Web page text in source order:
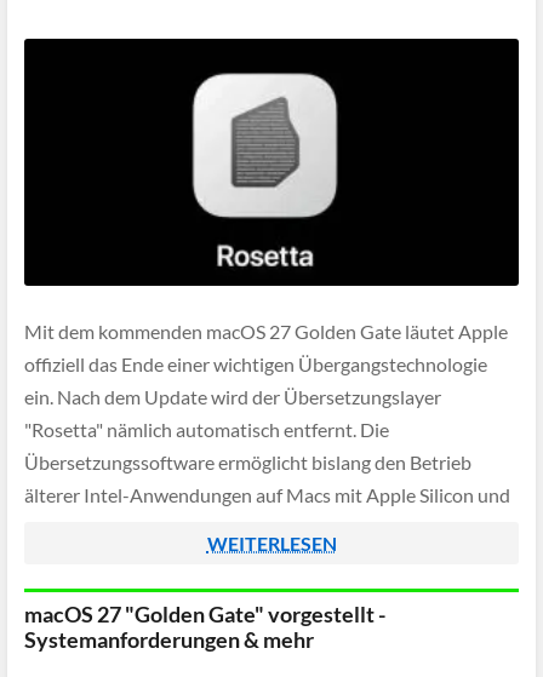
Mit dem kommenden macOS 27 Golden Gate läutet Apple
offiziell das Ende einer wichtigen Übergangstechnologie
ein. Nach dem Update wird der Übersetzungslayer
"Rosetta" nämlich automatisch entfernt. Die
Übersetzungssoftware ermöglicht bislang den Betrieb
älterer Intel-Anwendungen auf Macs mit Apple Silicon und
WEITERLESEN
macOS 27 "Golden Gate" vorgestellt -
Systemanforderungen & mehr